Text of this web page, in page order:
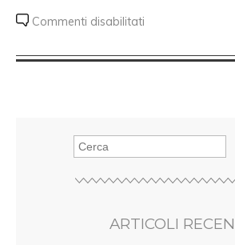
Commenti disabilitati
ARTICOLI